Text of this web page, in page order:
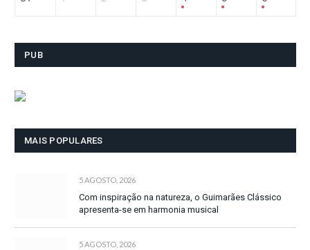
PUB
MAIS POPULARES
5 AGOSTO, 2026
Com inspiração na natureza, o Guimarães Clássico
apresenta-se em harmonia musical
5 AGOSTO, 2026